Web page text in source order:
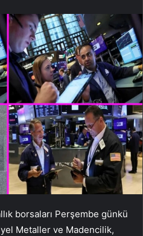
borsaları Perşembe günkü
Metaller ve Madencilik,